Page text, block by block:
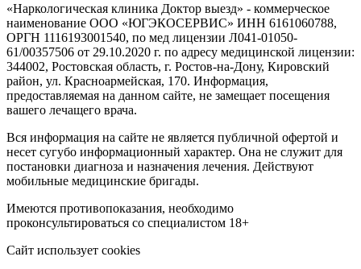
«Наркологическая клиника Доктор выезд» - коммерческое
наименование ООО «ЮГЭКОСЕРВИС» ИНН 6161060788,
ОРГН 1116193001540, по мед лицензии Л041-01050-
61/00357506 от 29.10.2020 г. по адресу медицинской лицензии:
344002, Ростовская область, г. Ростов-на-Дону, Кировский
район, ул. Красноармейская, 170. Информация,
предоставляемая на данном сайте, не замещает посещения
вашего лечащего врача.
Вся информация на сайте не является публичной офертой и
несет сугубо информационный характер. Она не служит для
постановки диагноза и назначения лечения. Действуют
мобильные медицинские бригады.
Имеются противопоказания, необходимо
проконсультироваться со специалистом 18+
Сайт использует cookies